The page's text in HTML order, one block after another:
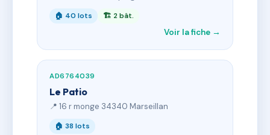
🏠 40 lots 🏗 2 bât.
Voir la fiche →
AD6764039
Le Patio
📍 16 r monge 34340 Marseillan
🏠 38 lots